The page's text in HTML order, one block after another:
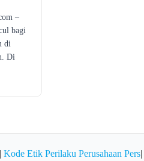
–
bagi
di
Di
| Kode Etik Perilaku Perusahaan Pers|